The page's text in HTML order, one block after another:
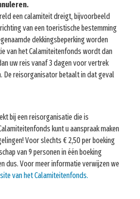
een calamiteit dreigt, bijvoorbeeld
van een toeristische bestemming
dekkingsbeperking worden
van het Calamiteitenfonds wordt dan
uw reis vanaf 3 dagen voor vertrek
De reisorganisator betaalt in dat geval
bij een reisorganisatie die is
kunt u aanspraak maken
Voor slechts € 2,50 per boeking
van 9 personen in één boeking
dus. Voor meer informatie verwijzen we
van het Calamiteitenfonds.